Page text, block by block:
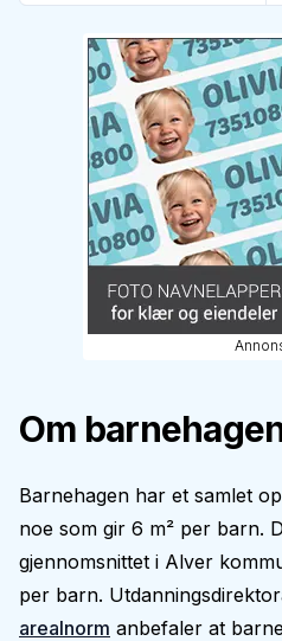
Om
Barnehagen har et samlet
noe som gir 6 m² per barn.
gjennomsnittet i Alver
per barn.
arealnorm anbefaler at